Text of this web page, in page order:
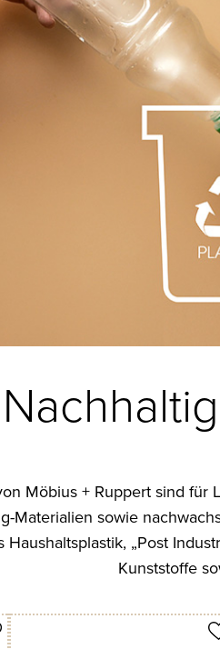
Möbius + Ruppert sind
Materialien sowie
„Post
Kunststoffe